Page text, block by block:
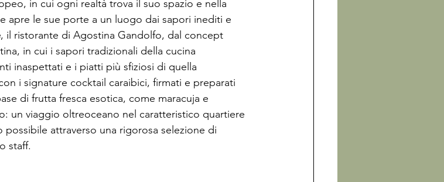
in cui ogni realtà trova il suo spazio e nella
apre le sue porte a un luogo dai sapori inediti e
, il ristorante di Agostina Gandolfo, dal concept
in cui i sapori tradizionali della cucina
inaspettati e i piatti più sfiziosi di quella
i signature cocktail caraibici, firmati e preparati
di frutta fresca esotica, come maracuja e
un viaggio oltreoceano nel caratteristico quartiere
possibile attraverso una rigorosa selezione di
staff.